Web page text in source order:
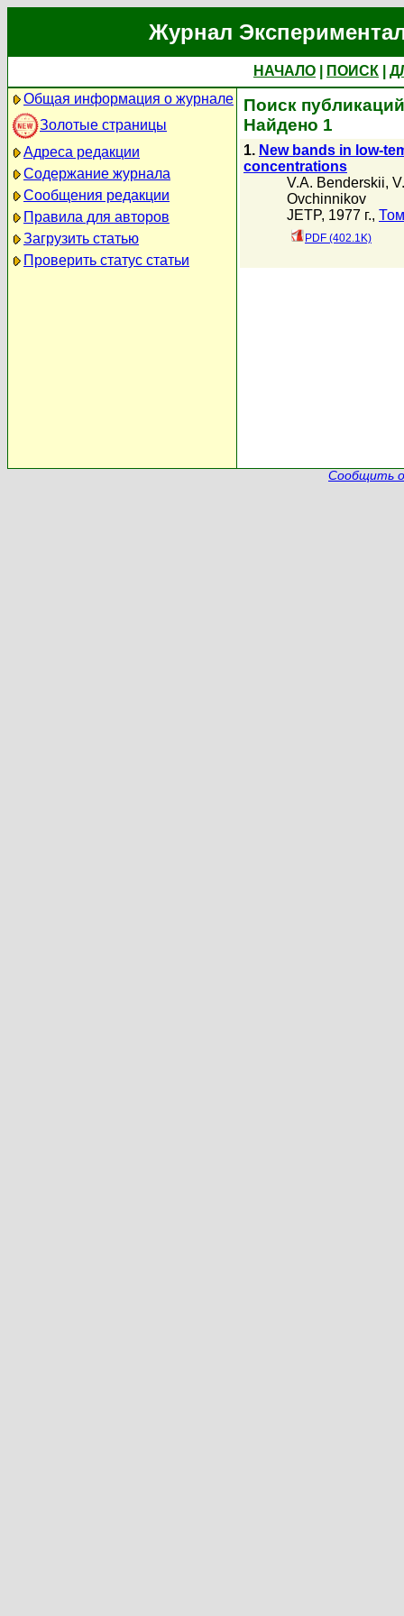
Журнал
НАЧАЛО ПОИСК
Общая информация о журнале
Золотые страницы
Адреса редакции
Содержание журнала
Сообщения редакции
Правила для авторов
Загрузить статью
Проверить статус статьи
Поиск
Найдено 1
1. New bands in low-
concentrations
V.A. Benderskii,
Ovchinnikov
JETP, 1977 г.,
PDF (402.1K)
Сообщить о